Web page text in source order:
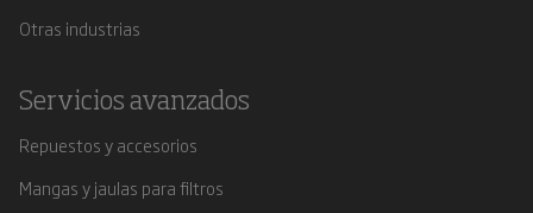
Otras industrias
Servicios avanzados
Repuestos y accesorios
Mangas y jaulas para filtros